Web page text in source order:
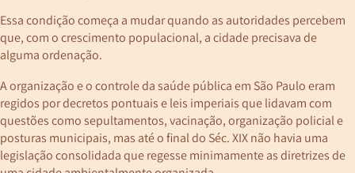
Essa condição começa a mudar quando as autoridades percebem
que, com o crescimento populacional, a cidade precisava de
alguma ordenação.
A organização e o controle da saúde pública em São Paulo eram
regidos por decretos pontuais e leis imperiais que lidavam com
questões como sepultamentos, vacinação, organização policial e
posturas municipais, mas até o final do Séc. XIX não havia uma
legislação consolidada que regesse minimamente as diretrizes de